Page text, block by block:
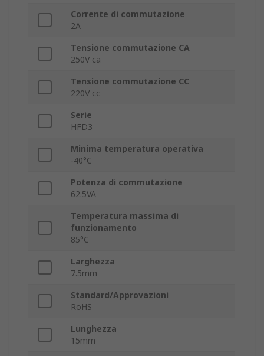
Corrente di commutazione
2A
Tensione commutazione CA
250V ca
Tensione commutazione CC
220V cc
Serie
HFD3
Minima temperatura operativa
-40°C
Potenza di commutazione
62.5VA
Temperatura massima di
funzionamento
85°C
Larghezza
7.5mm
Standard/Approvazioni
RoHS
Lunghezza
15mm